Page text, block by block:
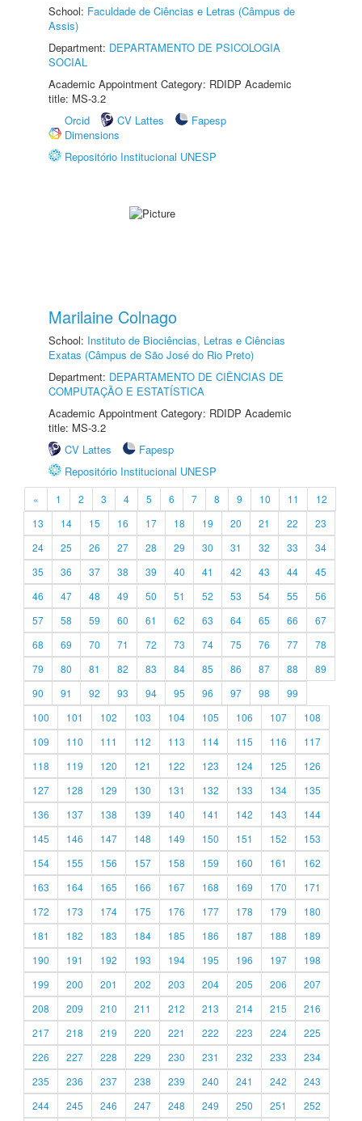
School: Faculdade de Ciências e Letras (Câmpus de
Assis)
Department: DEPARTAMENTO DE PSICOLOGIA
SOCIAL
Academic Appointment Category: RDIDP Academic
title: MS-3.2
Orcid
CV Lattes
Fapesp
Dimensions
Repositório Institucional UNESP
Marilaine Colnago
School: Instituto de Biociências, Letras e Ciências
Exatas (Câmpus de São José do Rio Preto)
Department: DEPARTAMENTO DE CIÊNCIAS DE
COMPUTAÇÃO E ESTATÍSTICA
Academic Appointment Category: RDIDP Academic
title: MS-3.2
CV Lattes
Fapesp
Repositório Institucional UNESP
« 1 2 3 4 5 6 7 8 9 10 11
12
13
14 15 16 17 18 19 20 21 22
23
24
25 26 27 28 29 30 31 32 33
34
35
36 37 38 39 40 41 42 43 44
45
46
47 48 49 50 51 52 53 54 55
56
57
58 59 60 61 62 63 64 65 66
67
68
69 70 71 72 73 74 75 76 77
78
79
80 81 82 83 84 85 86 87 88
89
90
91 92 93 94 95 96 97 98
99
100
101 102 103 104 105 106 107
108
109
110 111 112 113 114 115 116
117
118
119 120 121 122 123 124 125
126
127
128 129 130 131 132 133 134
135
136
137 138 139 140 141 142 143
144
145
146 147 148 149 150 151 152
153
154
155 156 157 158 159 160 161
162
163
164 165 166 167 168 169 170
171
172
173 174 175 176 177 178 179
180
181
182 183 184 185 186 187 188
189
190
191 192 193 194 195 196 197
198
199
200 201 202 203 204 205 206
207
208
209 210 211 212 213 214 215
216
217
218 219 220 221 222 223 224
225
226
227 228 229 230 231 232 233
234
235
236 237 238 239 240 241 242
243
244
245 246 247 248 249 250 251 252